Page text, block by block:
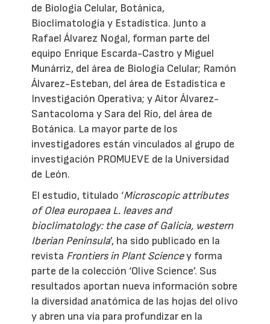
de Biología Celular, Botánica,
Bioclimatología y Estadística. Junto a
Rafael Álvarez Nogal, forman parte del
equipo Enrique Escarda-Castro y Miguel
Munárriz, del área de Biología Celular; Ramón
Álvarez-Esteban, del área de Estadística e
Investigación Operativa; y Aitor Álvarez-
Santacoloma y Sara del Río, del área de
Botánica. La mayor parte de los
investigadores están vinculados al grupo de
investigación PROMUEVE de la Universidad
de León.
El estudio, titulado ‘Microscopic attributes
of Olea europaea L. leaves and
bioclimatology: the case of Galicia, western
Iberian Peninsula’, ha sido publicado en la
revista Frontiers in Plant Sciencey forma
parte de la colección ‘Olive Science’. Sus
resultados aportan nueva información sobre
la diversidad anatómica de las hojas del olivo
y abren una vía para profundizar en la